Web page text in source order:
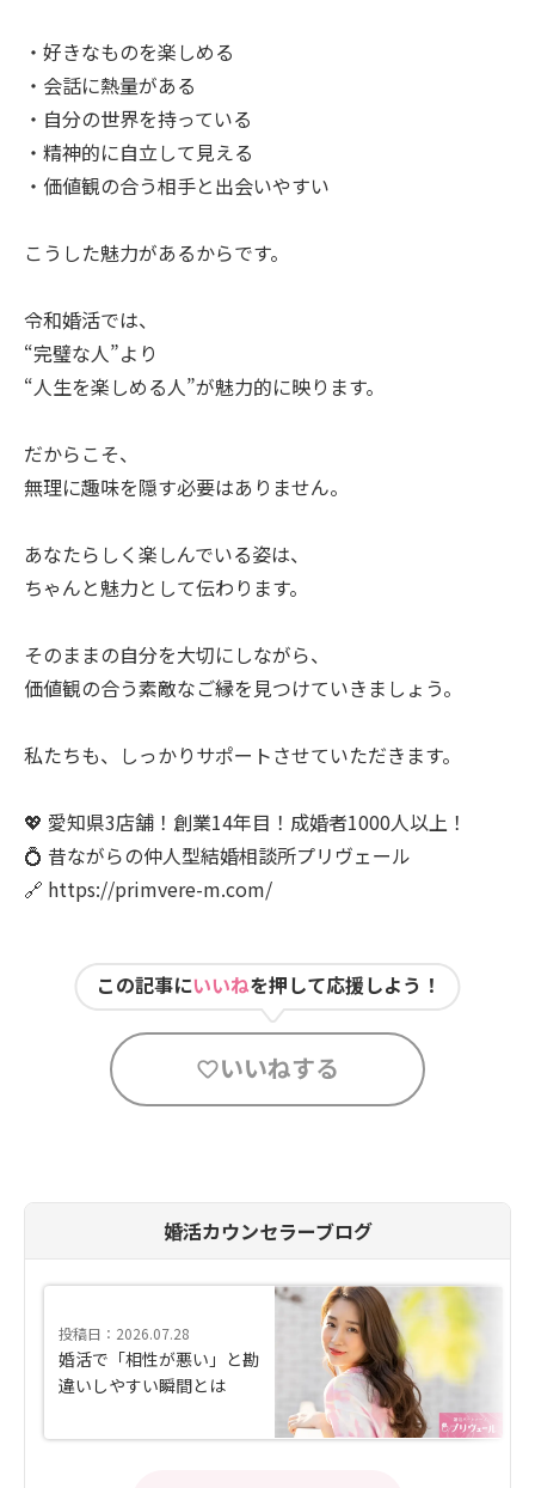
・好きなものを楽しめる
・会話に熱量がある
・自分の世界を持っている
・精神的に自立して見える
・価値観の合う相手と出会いやすい
こうした魅力があるからです。
令和婚活では、
“完璧な人”より
“人生を楽しめる人”が魅力的に映ります。
だからこそ、
無理に趣味を隠す必要はありません。
あなたらしく楽しんでいる姿は、
ちゃんと魅力として伝わります。
そのままの自分を大切にしながら、
価値観の合う素敵なご縁を見つけていきましょう。
私たちも、しっかりサポートさせていただきます。
💖 愛知県3店舗！創業14年目！成婚者1000人以上！
💍 昔ながらの仲人型結婚相談所プリヴェール
🔗 https://primvere-m.com/
この記事にいいねを押して応援しよう！
いいねする
婚活カウンセラーブログ
投稿日：2026.07.28
婚活で「相性が悪い」と勘
違いしやすい瞬間とは